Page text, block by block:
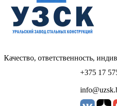
Качество, ответственность,
+375 17